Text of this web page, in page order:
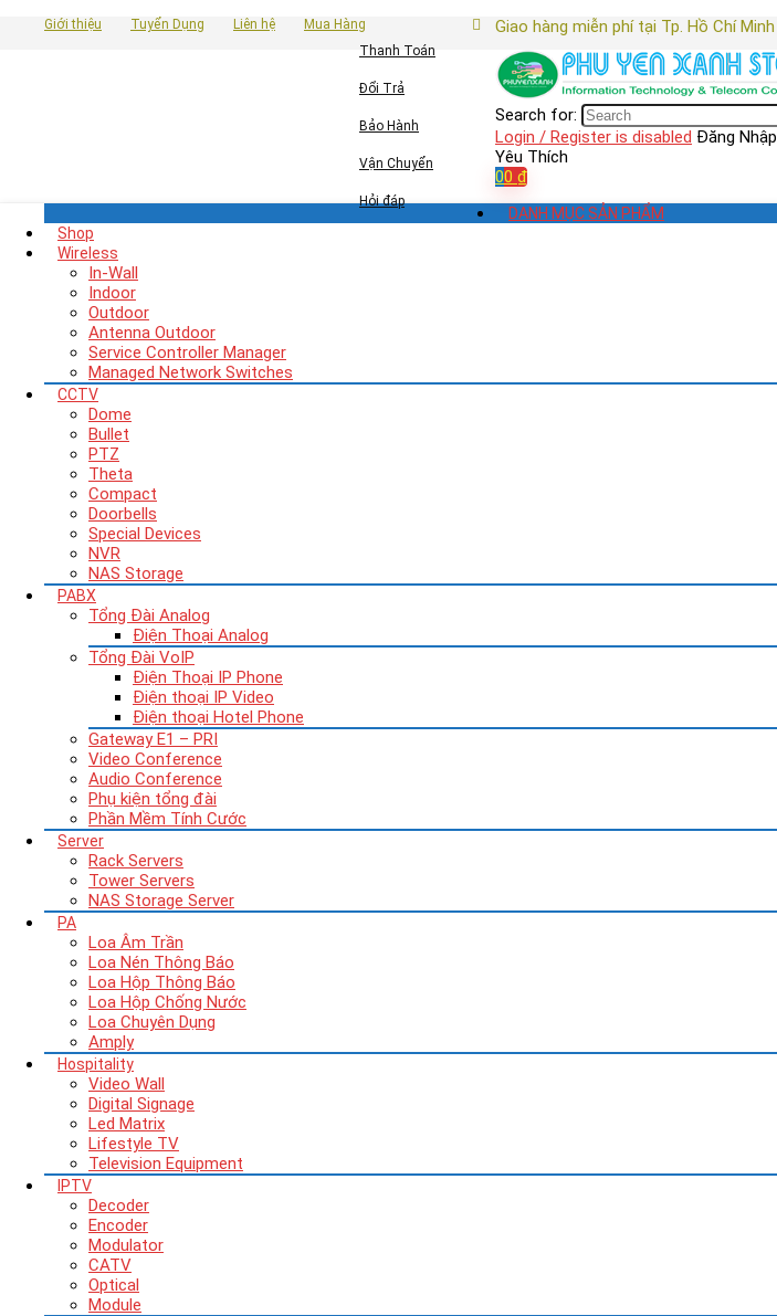
Giới thiệu Tuyển Dụng Liên hệ
Mua Hàng
Thanh Toán
Đổi Trả
Bảo Hành
Vận Chuyển
Hỏi đáp
Giao hàng miễn phí tại Tp. Hồ Chí Minh
Search for:
Login / Register is disabled Đăng Nhập
Yêu Thích
00 ₫
DANH MỤC SẢN PHẨM
Shop
Wireless
In-Wall
Indoor
Outdoor
Antenna Outdoor
Service Controller Manager
Managed Network Switches
CCTV
Dome
Bullet
PTZ
Theta
Compact
Doorbells
Special Devices
NVR
NAS Storage
PABX
Tổng Đài Analog
Điện Thoại Analog
Tổng Đài VoIP
Điện Thoại IP Phone
Điện thoại IP Video
Điện thoại Hotel Phone
Gateway E1 – PRI
Video Conference
Audio Conference
Phụ kiện tổng đài
Phần Mềm Tính Cước
Server
Rack Servers
Tower Servers
NAS Storage Server
PA
Loa Âm Trần
Loa Nén Thông Báo
Loa Hộp Thông Báo
Loa Hộp Chống Nước
Loa Chuyên Dụng
Amply
Hospitality
Video Wall
Digital Signage
Led Matrix
Lifestyle TV
Television Equipment
IPTV
Decoder
Encoder
Modulator
CATV
Optical
Module